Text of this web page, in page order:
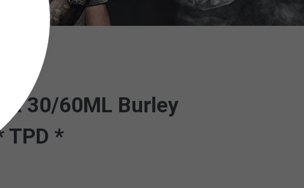
30/60ML Burley
TPD *